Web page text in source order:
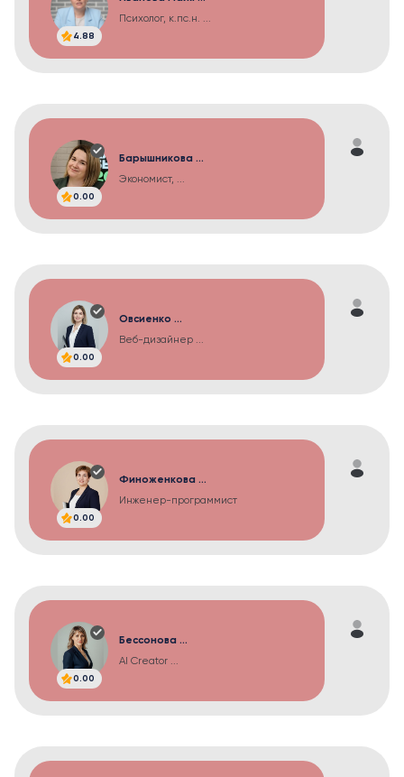
4.88
Психолог, к.пс.н. ...
0.00
Барышникова ...
Экономист, ...
0.00
Овсиенко ...
Веб-дизайнер ...
0.00
Финоженкова ...
Инженер-программист
0.00
Бессонова ...
AI Creator ...